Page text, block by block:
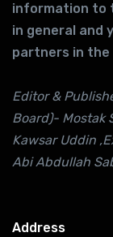
information to
in general and
partners in
Editor &
Board)- Mostak
Kawsar Uddin
Abi Abdullah
Address